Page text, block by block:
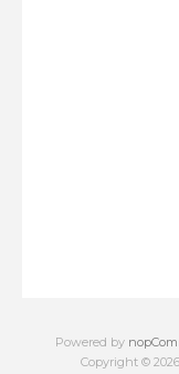
Powered by
Copyright ©